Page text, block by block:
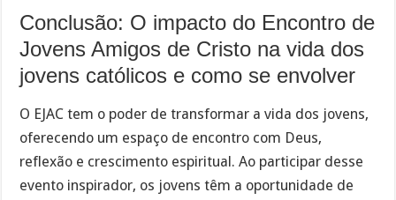
Conclusão: O impacto do Encontro de
Jovens Amigos de Cristo na vida dos
jovens católicos e como se envolver
O EJAC tem o poder de transformar a vida dos jovens,
oferecendo um espaço de encontro com Deus,
reflexão e crescimento espiritual. Ao participar desse
evento inspirador, os jovens têm a oportunidade de